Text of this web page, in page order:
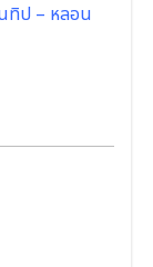
ทิป – หลอน